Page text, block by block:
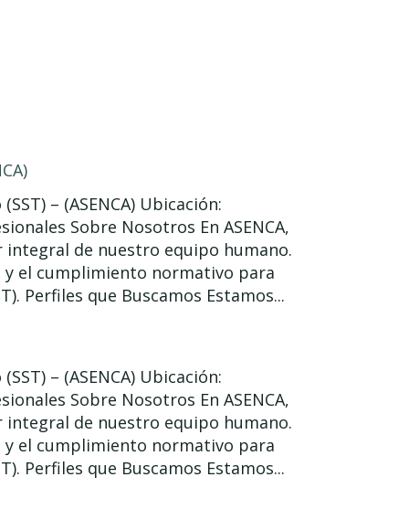
– (ASENCA) Ubicación:
Sobre Nosotros En ASENCA,
de nuestro equipo humano.
y el cumplimiento normativo para
Perfiles que Buscamos Estamos...
– (ASENCA) Ubicación:
Sobre Nosotros En ASENCA,
de nuestro equipo humano.
y el cumplimiento normativo para
Perfiles que Buscamos Estamos...